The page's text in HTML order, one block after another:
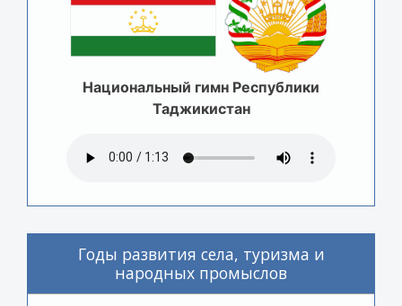
Национальный гимн Республики
Таджикистан
Годы развития села, туризма и
народных промыслов